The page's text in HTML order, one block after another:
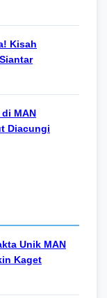
Kisah
MAN
Diacungi
Unik MAN
Kaget